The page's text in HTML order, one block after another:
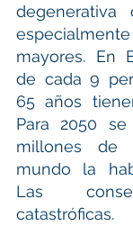
degenerativa
mayores. En
de cada 9
65 años
Para 2050
millones de
mundo la
Las